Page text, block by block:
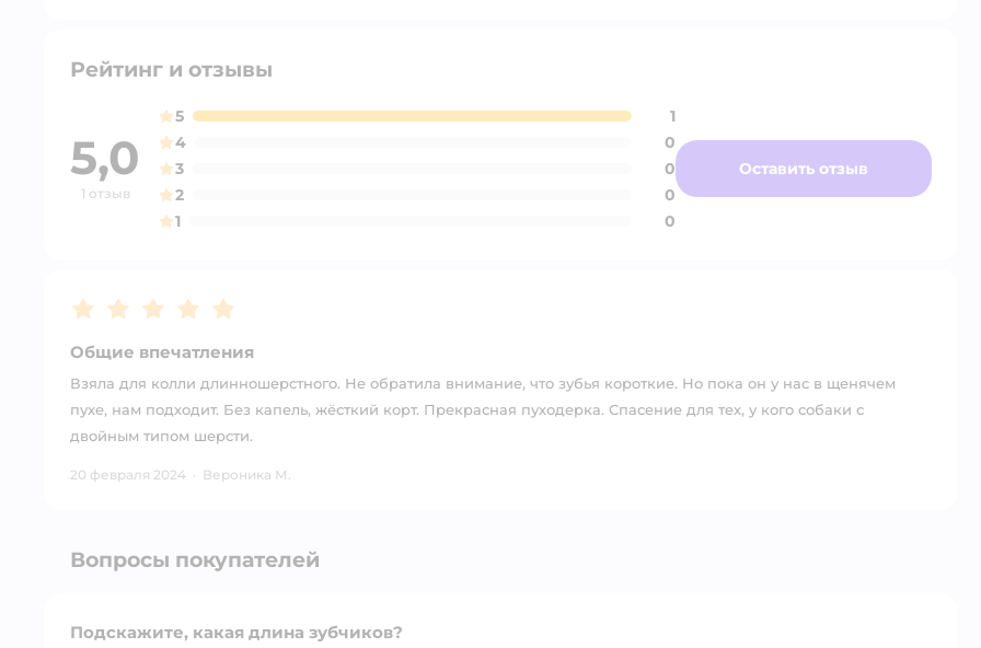
Рейтинг и отзывы
5,0
1 отзыв
5
1
4
0
3
0
2
0
1
0
Оставить отзыв
Рейтинг:5
Общие впечатления
Взяла для колли длинношерстного. Не обратила внимание, что зубья короткие. Но пока он у нас в щенячем
пухе, нам подходит. Без капель, жёсткий корт. Прекрасная пуходерка. Спасение для тех, у кого собаки с
двойным типом шерсти.
20 февраля 2024 · Вероника М.
Вопросы покупателей
Подскажите, какая длина зубчиков?